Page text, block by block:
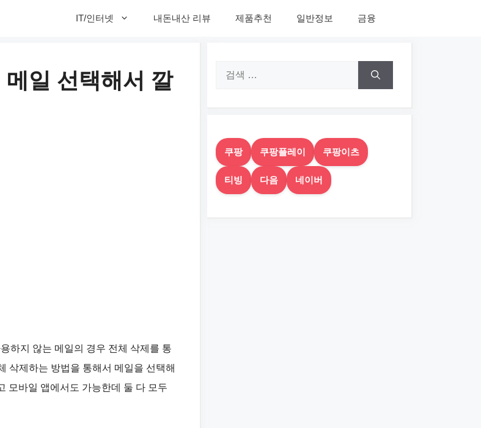
IT/인터넷 내돈내산 리뷰 제품추천 일반정보 금융
일 선택해서 깔
하지 않는 메일의 경우 전체 삭제를 통
삭제하는 방법을 통해서 메일을 선택해
모바일 앱에서도 가능한데 둘 다 모두
쿠팡 쿠팡플레이 쿠팡이츠
티빙 다음 네이버